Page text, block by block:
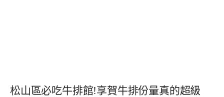
松山區必吃牛排館!享賀牛排份量真的超級